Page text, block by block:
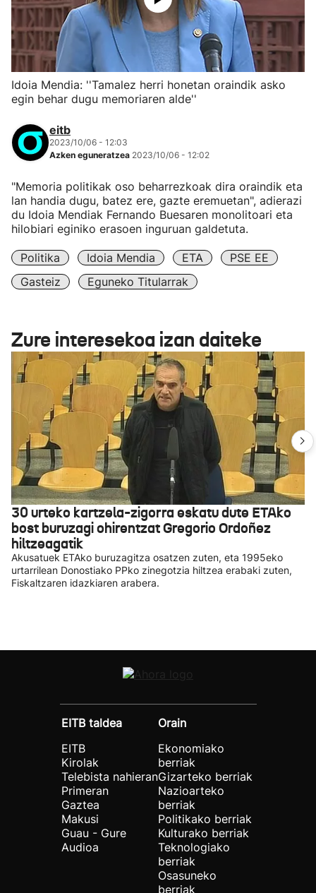
Idoia Mendia: ''Tamalez herri honetan oraindik asko
egin behar dugu memoriaren alde''
eitb
2023/10/06 - 12:03
Azken eguneratzea 2023/10/06 - 12:02
"Memoria politikak oso beharrezkoak dira oraindik eta
lan handia dugu, batez ere, gazte eremuetan", adierazi
du Idoia Mendiak Fernando Buesaren monolitoari eta
hilobiari eginiko erasoen inguruan galdetuta.
Politika Idoia Mendia ETA
PSE EE
Gasteiz
Eguneko Titularrak
Zure interesekoa izan daiteke
30 urteko kartzela-zigorra eskatu dute ETAko
bost buruzagi ohirentzat Gregorio Ordoñez
hiltzeagatik
Akusatuek ETAko buruzagitza osatzen zuten, eta 1995eko
urtarrilean Donostiako PPko zinegotzia hiltzea erabaki zuten,
Fiskaltzaren idazkiaren arabera.
EITB taldea
EITB
Kirolak
Telebista nahieran
Primeran
Gaztea
Makusi
Guau - Gure
Audioa
Orain
Ekonomiako
berriak
Gizarteko berriak
Nazioarteko
berriak
Politikako berriak
Kulturako berriak
Teknologiako
berriak
Osasuneko
berriak